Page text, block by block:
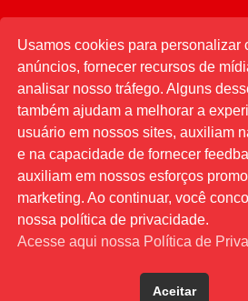
CATEGORIAS
CATEGORIAS
PESQUISAR
Buscar
por:
Usamos cookies para personalizar
anúncios, fornecer recursos de
analisar nosso tráfego. Alguns
também ajudam a melhorar a
usuário em nossos sites, auxiliam
e na capacidade de fornecer
auxiliam em nossos esforços
marketing. Ao continuar, você
nossa política de privacidade.
Acesse aqui nossa Política de
Aceitar